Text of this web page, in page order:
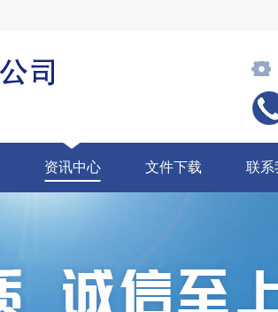
资讯中心 文件下载 联系